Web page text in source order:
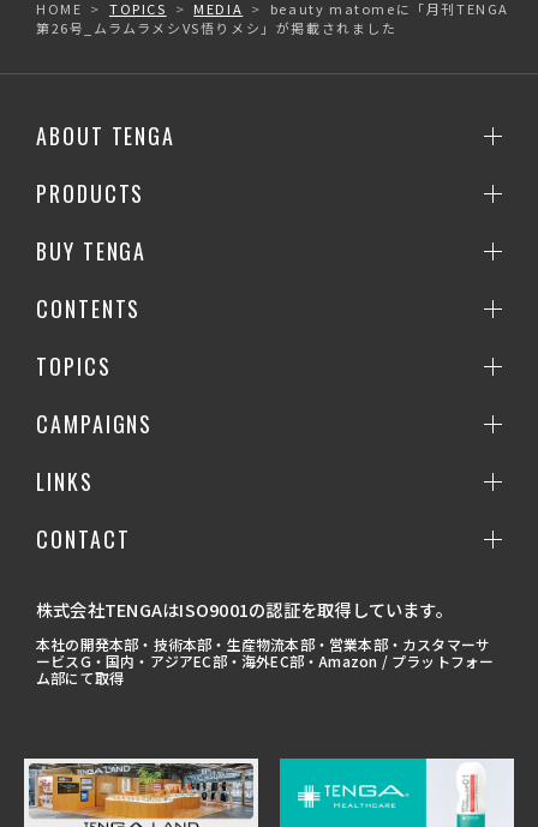
HOME TOPICS MEDIA
beauty matomeに「月刊TENGA
第26号_ムラムラメシVS悟りメシ」が掲載されました
ABOUT TENGA
PRODUCTS
BUY TENGA
CONTENTS
TOPICS
CAMPAIGNS
LINKS
CONTACT
株式会社TENGAはISO9001の認証を取得しています。
本社の開発本部・技術本部・生産物流本部・営業本部・カスタマーサ
ービスG・国内・アジアEC部・海外EC部・Amazon / プラットフォー
ム部にて取得